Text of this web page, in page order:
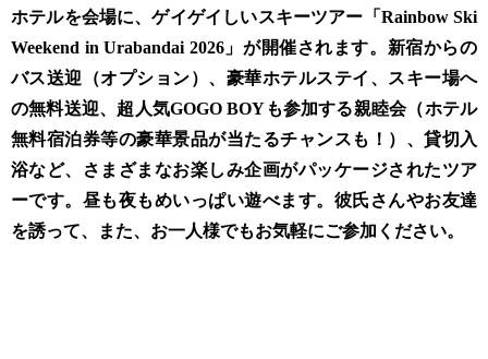
ホテルを会場に、ゲイゲイしいスキーツアー「Rainbow Ski
Weekend in Urabandai 2026」が開催されます。新宿からの
バス送迎（オプション）、豪華ホテルステイ、スキー場へ
の無料送迎、超人気GOGO BOYも参加する親睦会（ホテル
無料宿泊券等の豪華景品が当たるチャンスも！）、貸切入
浴など、さまざまなお楽しみ企画がパッケージされたツア
ーです。昼も夜もめいっぱい遊べます。彼氏さんやお友達
を誘って、また、お一人様でもお気軽にご参加ください。